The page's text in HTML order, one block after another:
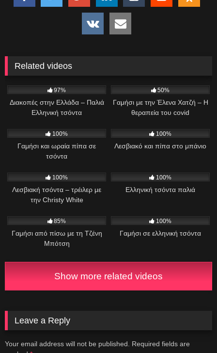
Related videos
97%
Διακοπές στην Ελλάδα – Παλιά
Ελληνική τσόντα
50%
Γαμήσι με την Έλενα Χατζή – Η
θεραπεία του covid
100%
Γαμήσι και ωραία πίπα σε
τσόντα
100%
Λεσβιακό και πίπα στο μπάνιο
100%
Λεσβιακή τσόντα – τρέιλερ με
την Christy White
100%
Ελληνική τσόντα παλιά
85%
Γαμήσι από πίσω με τη Τζένη
Μπότση
100%
Γαμήσι σε ελληνική τσόντα
Show more related videos
Leave a Reply
Your email address will not be published.
Required fields are